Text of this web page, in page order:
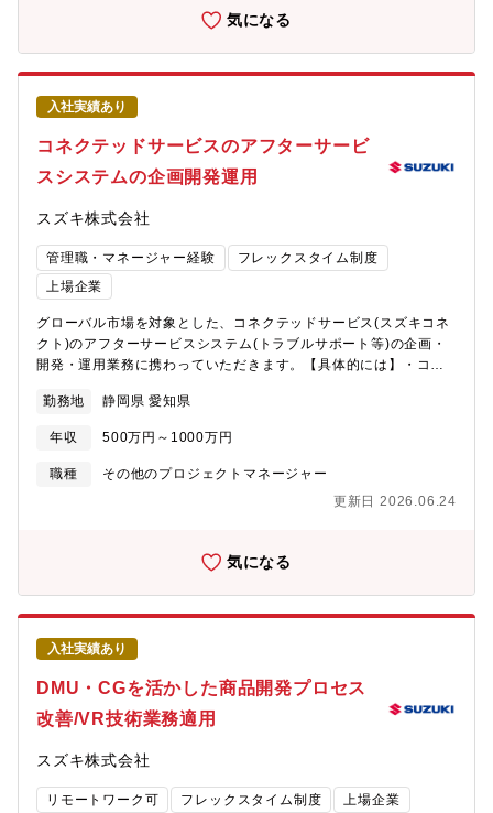
して複数プロジェクトに参加した後、チームリーダーとして開発
をリード、若手指導を実施して、将来的には複数チームをマネジ
メントするポジションについていただきます。エンジニアとして
の専門職コースを希望される方も都度相談させていただきます。
<< スズキならではの遣り甲斐について >>これまで、お客様へメ
ーカが直接デジタルマーケティングのサービスを提供する機会
は、ほとんどありませんでした。今後お客様がスズキ製品を購入
後の所有・使用期間で直接つながり続けることで、新たなビジネ
ス・スズキの企業価値をお客様へ提供し続け、お客様の声をダイ
のような変化に柔軟かつ迅速に対応し、市場のニーズ答えるため
にアジャイルを取り入れた内製開発に取り組み、短い開発サイク
ルと継続的なフィードバックにより、製品の価値を迅速に提供
し、競争力を強化する必要があるため、内製開発体制の強化に必
要な人財を募集いたします。<< キャリアプラン >>開発メンバー
として複数プロジェクトに参加した後、チームリーダーとして開
発をリード、若手指導を実施して、将来的には複数チームをマネ
ジメントするポジションについていただきます。引き続き、エン
ジニアとしての専門性を高めていきたい場合も都度相談させてい
レキシブルタイム 6:30～22:00（標準労働時間 8時間）・在宅勤
務利用状況：推奨している<< 職場からのメッセージ >>自動車メ
ーカーにもシステムを内製する取り組みは沢山あり、システムを
作る大変さはありますが、完成して皆に笑顔で使ってもらえる瞬
間が、最高のやりがいです。これまでご自身が培ったスキルを活
かし、一緒に活躍し、そして一緒に成長しましょう。お会いでき
るのを楽しみにしています。
気になる
入社実績あり
コネクテッドサービスのアフターサービ
スシステムの企画開発運用
スズキ株式会社
管理職・マネージャー経験
フレックスタイム制度
上場企業
グローバル市場を対象とした、コネクテッドサービス(スズキコネ
クト)のアフターサービスシステム(トラブルサポート等)の企画・
開発・運用業務に携わっていただきます。【具体的には】・コネ
に関わる業務の推進。・コネクテッドカーから収集される車両デ
ータの活用検討。【採用背景】2022年にスズキは国内外でコネク
テッドカーを導入しましたが、このアフターサービス機能をサー
ビスおよびサービス技術部門中心に開発しました。サービス機能
化を進めますが、この分野は急速なスピードでのサービス拡大が
門のミッション】先行する他社に負けないコネクテッドのアスタ
ーサービス機能をグルーバルで提供し、世界中のお客様に喜んで
頂く事、安心を提供することが我々のミッションです。このため
に社内関係部門や提携先、取引先と密接に連携した活動を進めま
す。【キャリアプラン】コネクテッドシステムにおける開発経験
を積むことで、コネクテッドに関する知識が得られるのみでな
く、プロジェクトの企画、マネジメント能力を身に着けられま
す。また、将来的には、コネクテッドの知識を活かして設計やア
フターサービスなど関連部門へのローテーションや異動の機会を
づき導入教育を実施します。その後 5名程度のチームに所属して
企画・開発・運用の業務に携わりOJT含めた指導を実施します。
その他豊富な社内教育制度も活用頂きます。【職場からのメッセ
勤務地 静岡県 愛知県
年収 500万円～1000万円
職種
その他のプロジェクトマネージャー
更新日 2026.06.24
気になる
入社実績あり
DMU・CGを活かした商品開発プロセス
改善/VR技術業務適用
スズキ株式会社
リモートワーク可 フレックスタイム制度 上場企業